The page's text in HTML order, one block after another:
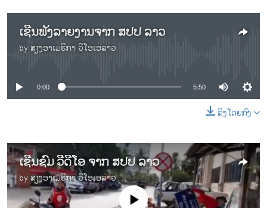
ເຊີນຟັງລາຍງານຈາກ ສປປ ລາວ
by ສຽງອາເມຣິກາ ວີໂອເອລາວ
No media source currently available
0:00 5:50
ລິງໂດຍກົງ
ເຊີນຊົມ ວີດີໂອ ຈາກ ສປປ ລາວ
byສຽງອາເມຣິກາ ວີໂອເອລາວ
No media source currently available